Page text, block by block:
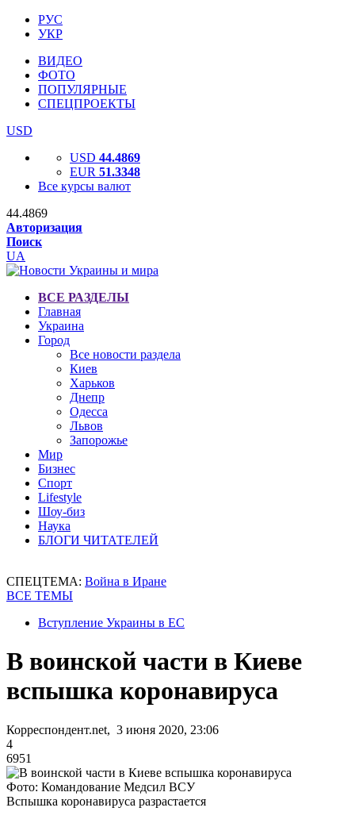
РУС
УКР
ВИДЕО
ФОТО
ПОПУЛЯРНЫЕ
СПЕЦПРОЕКТЫ
USD
USD 44.4869
EUR 51.3348
Все курсы валют
44.4869
Авторизация
Поиск
UA
ВСЕ РАЗДЕЛЫ
Главная
Украина
Город
Все новости раздела
Киев
Харьков
Днепр
Одесса
Львов
Запорожье
Мир
Бизнес
Спорт
Lifestyle
Шоу-биз
Наука
БЛОГИ ЧИТАТЕЛЕЙ
СПЕЦТЕМА: Война в Иране
ВСЕ ТЕМЫ
Вступление Украины в ЕС
В воинской части в Киеве
вспышка коронавируса
Корреспондент.net, 3 июня 2020, 23:06
4
6951
Фото: Командование Медсил ВСУ
Вспышка коронавируса разрастается